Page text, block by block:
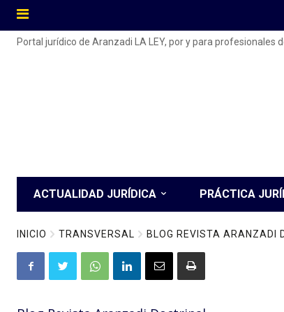
Portal jurídico de Aranzadi LA LEY, por y para profesionales
ACTUALIDAD JURÍDICA PRÁCTICA
INICIO TRANSVERSAL BLOG REVISTA ARANZADI